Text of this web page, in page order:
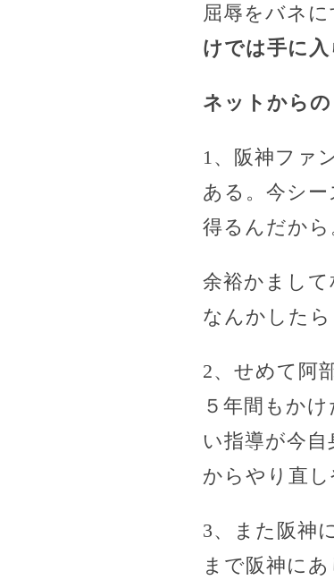
屈辱をバネ
けでは手に
ネットから
1、阪神ファ
ある。今シ
得るんだから
余裕かまし
なんかしたら
2、せめて阿
５年間もか
い指導が今
からやり直し
3、また阪神
まで阪神に